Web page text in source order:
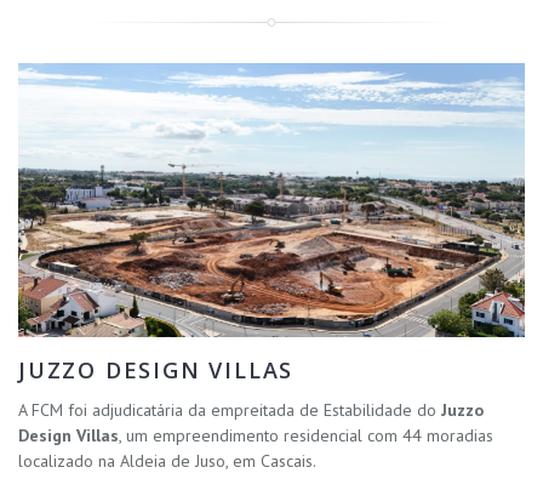
JUZZO DESIGN VILLAS
A FCM foi adjudicatária da empreitada de Estabilidade do Juzzo
Design Villas, um empreendimento residencial com 44 moradias
localizado na Aldeia de Juso, em Cascais.